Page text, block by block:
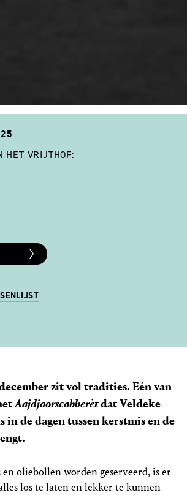
zit vol tradities. Eén van
Aajdjaorscabberètdat Veldeke
de dagen tussen kerstmis en de
oliebollen worden geserveerd, is er
los te laten en lekker te kunnen
HET VRIJTHOF: